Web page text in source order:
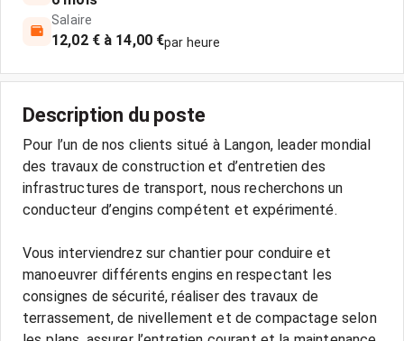
Salaire
12,02 € à 14,00 €par heure
Description du poste
Pour l’un de nos clients situé à Langon, leader mondial
des travaux de construction et d’entretien des
infrastructures de transport, nous recherchons un
conducteur d’engins compétent et expérimenté.
Vous interviendrez sur chantier pour conduire et
manoeuvrer différents engins en respectant les
consignes de sécurité, réaliser des travaux de
terrassement, de nivellement et de compactage selon